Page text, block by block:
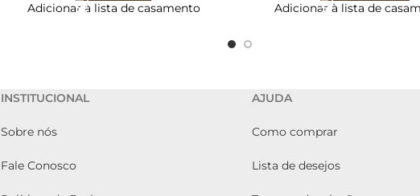
Adicionar à lista de casamento Adicionar à lista de
INSTITUCIONAL
Sobre nós
Fale Conosco
AJUDA
Como comprar
Lista de desejos